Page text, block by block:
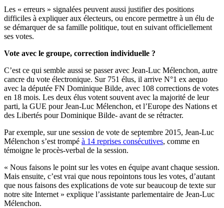
Les « erreurs » signalées peuvent aussi justifier des positions
difficiles à expliquer aux électeurs, ou encore permettre à un élu de
se démarquer de sa famille politique, tout en suivant officiellement
ses votes.
Vote avec le groupe, correction individuelle ?
C’est ce qui semble aussi se passer avec Jean-Luc Mélenchon, autre
cancre du vote électronique. Sur 751 élus, il arrive N°1 ex aequo
avec la députée FN Dominique Bilde, avec 108 corrections de votes
en 18 mois. Les deux élus votent souvent avec la majorité de leur
parti, la GUE pour Jean-Luc Mélenchon, et l’Europe des Nations et
des Libertés pour Dominique Bilde- avant de se rétracter.
Par exemple, sur une session de vote de septembre 2015, Jean-Luc
Mélenchon s’est trompé à 14 reprises consécutives, comme en
témoigne le procès-verbal de la session.
« Nous faisons le point sur les votes en équipe avant chaque session.
Mais ensuite, c’est vrai que nous repointons tous les votes, d’autant
que nous faisons des explications de vote sur beaucoup de texte sur
notre site Internet » explique l’assistante parlementaire de Jean-Luc
Mélenchon.